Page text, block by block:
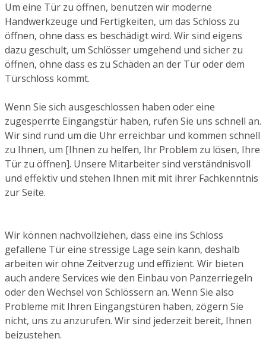
Um eine Tür zu öffnen, benutzen wir moderne
Handwerkzeuge und Fertigkeiten, um das Schloss zu
öffnen, ohne dass es beschädigt wird. Wir sind eigens
dazu geschult, um Schlösser umgehend und sicher zu
öffnen, ohne dass es zu Schäden an der Tür oder dem
Türschloss kommt.
Wenn Sie sich ausgeschlossen haben oder eine
zugesperrte Eingangstür haben, rufen Sie uns schnell an.
Wir sind rund um die Uhr erreichbar und kommen schnell
zu Ihnen, um [Ihnen zu helfen, Ihr Problem zu lösen, Ihre
Tür zu öffnen]. Unsere Mitarbeiter sind verständnisvoll
und effektiv und stehen Ihnen mit mit ihrer Fachkenntnis
zur Seite.
Wir können nachvollziehen, dass eine ins Schloss
gefallene Tür eine stressige Lage sein kann, deshalb
arbeiten wir ohne Zeitverzug und effizient. Wir bieten
auch andere Services wie den Einbau von Panzerriegeln
oder den Wechsel von Schlössern an. Wenn Sie also
Probleme mit Ihren Eingangstüren haben, zögern Sie
nicht, uns zu anzurufen. Wir sind jederzeit bereit, Ihnen
beizustehen.